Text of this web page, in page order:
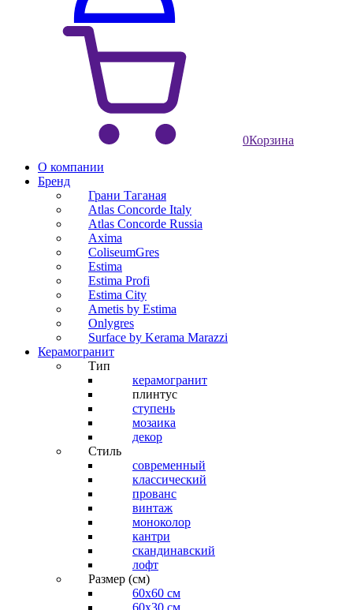
0Корзина
О компании
Бренд
Грани Таганая
Atlas Concorde Italy
Atlas Concorde Russia
Axima
ColiseumGres
Estima
Estima Profi
Estima City
Ametis by Estima
Onlygres
Surface by Kerama Marazzi
Керамогранит
Тип
керамогранит
плинтус
ступень
мозаика
декор
Стиль
современный
классический
прованс
винтаж
моноколор
кантри
скандинавский
лофт
Размер (см)
60х60 см
60x30 см